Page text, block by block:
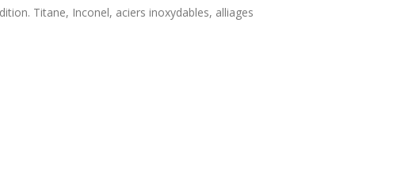
Titane, Inconel, aciers inoxydables, alliages